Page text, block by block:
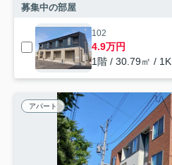
募集中の部屋
102
4.9万円
1階 / 30.79㎡ / 1K
アパート